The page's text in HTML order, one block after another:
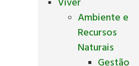
Ambiente e
Recursos
Naturais